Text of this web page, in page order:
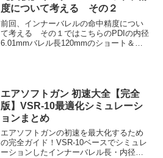
度について考える その２
前回、インナーバレルの命中精度につい
て考える その１ではこちらのPDIの内径
6.01mmバレル長120mmのショート＆タ
エアソフトガン 初速大全【完全
版】VSR-10最適化シミュレーシ
ョンまとめ
エアソフトガンの初速を最大化するため
の完全ガイド！VSR-10ベースでシミュレ
ーションしたインナーバレル長・内径、